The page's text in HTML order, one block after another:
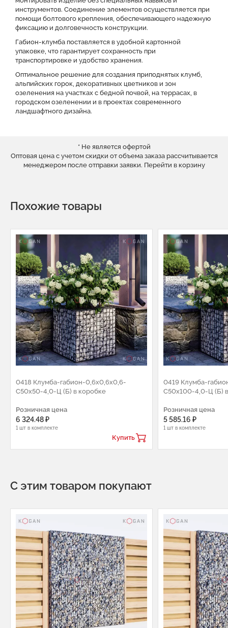
инструментов. Соединение элементов осуществляется при
помощи болтового крепления, обеспечивающего надежную
фиксацию и долговечность конструкции.
Габион-клумба поставляется в удобной картонной
упаковке, что гарантирует сохранность при
транспортировке и удобство хранения.
Оптимальное решение для создания приподнятых клумб,
альпийских горок, декоративных цветников и зон
озеленения на участках с бедной почвой, на террасах, в
городском озеленении и в проектах современного
ландшафтного дизайна.
* Не является офертой
Оптовая цена с учетом скидки от объема заказа рассчитывается
менеджером после отправки заявки. Перейти в корзину
Похожие товары
0418 Клумба-габион-0,6х0,6х0,6-
С50х50-4,0-Ц (Б) в коробке
Розничная цена
6 324.48 ₽
1 шт в комплекте
Купить
0419 Клумба-
С50х100-4,0-Ц (Б)
Розничная цена
5 585.16 ₽
1 шт в комплекте
С этим товаром покупают